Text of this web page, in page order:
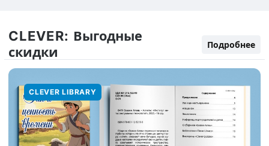
CLEVER: Выгодные
скидки
Подробнее
CLEVER LIBRARY